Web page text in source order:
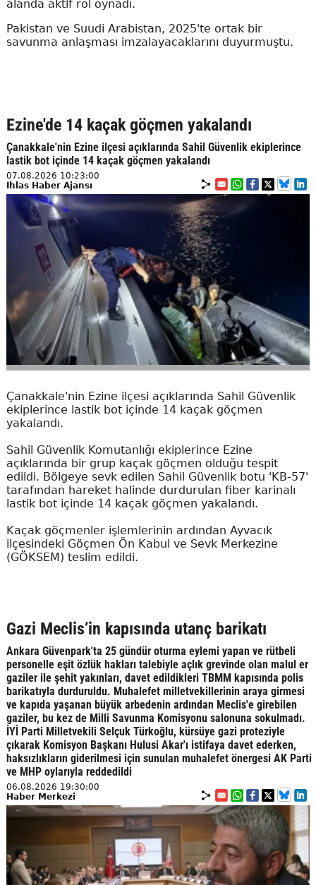
alanda aktif rol oynadı.
Pakistan ve Suudi Arabistan, 2025'te ortak bir
savunma anlaşması imzalayacaklarını duyurmuştu.
Ezine'de 14 kaçak göçmen yakalandı
Çanakkale'nin Ezine ilçesi açıklarında Sahil Güvenlik ekiplerince
lastik bot içinde 14 kaçak göçmen yakalandı
07.08.2026 10:23:00
İhlas Haber Ajansı
Çanakkale'nin Ezine ilçesi açıklarında Sahil Güvenlik
ekiplerince lastik bot içinde 14 kaçak göçmen
yakalandı.
Sahil Güvenlik Komutanlığı ekiplerince Ezine
açıklarında bir grup kaçak göçmen olduğu tespit
edildi. Bölgeye sevk edilen Sahil Güvenlik botu 'KB-57'
tarafından hareket halinde durdurulan fiber karinalı
lastik bot içinde 14 kaçak göçmen yakalandı.
Kaçak göçmenler işlemlerinin ardından Ayvacık
ilçesindeki Göçmen Ön Kabul ve Sevk Merkezine
(GÖKSEM) teslim edildi.
Gazi Meclis’in kapısında utanç barikatı
Ankara Güvenpark'ta 25 gündür oturma eylemi yapan ve rütbeli
personelle eşit özlük hakları talebiyle açlık grevinde olan malul er
gaziler ile şehit yakınları, davet edildikleri TBMM kapısında polis
barikatıyla durduruldu. Muhalefet milletvekillerinin araya girmesi
ve kapıda yaşanan büyük arbedenin ardından Meclis'e girebilen
gaziler, bu kez de Milli Savunma Komisyonu salonuna sokulmadı.
İYİ Parti Milletvekili Selçuk Türkoğlu, kürsüye gazi proteziyle
çıkarak Komisyon Başkanı Hulusi Akar'ı istifaya davet ederken,
haksızlıkların giderilmesi için sunulan muhalefet önergesi AK Parti
ve MHP oylarıyla reddedildi
06.08.2026 19:30:00
Haber Merkezi